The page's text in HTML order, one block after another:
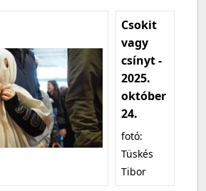
Csokit
vagy
csínyt -
2025.
október
24.
fotó:
Tüskés
Tibor